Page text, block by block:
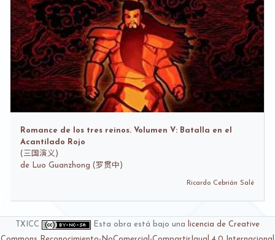
Romance de los tres reinos. Volumen V: Batalla en el
Acantilado Rojo
( 三国演义)
de Luo Guanzhong (罗贯中)
Ricardo Cebrián Salé
TXICC Esta obra está bajo una
licencia de Creative